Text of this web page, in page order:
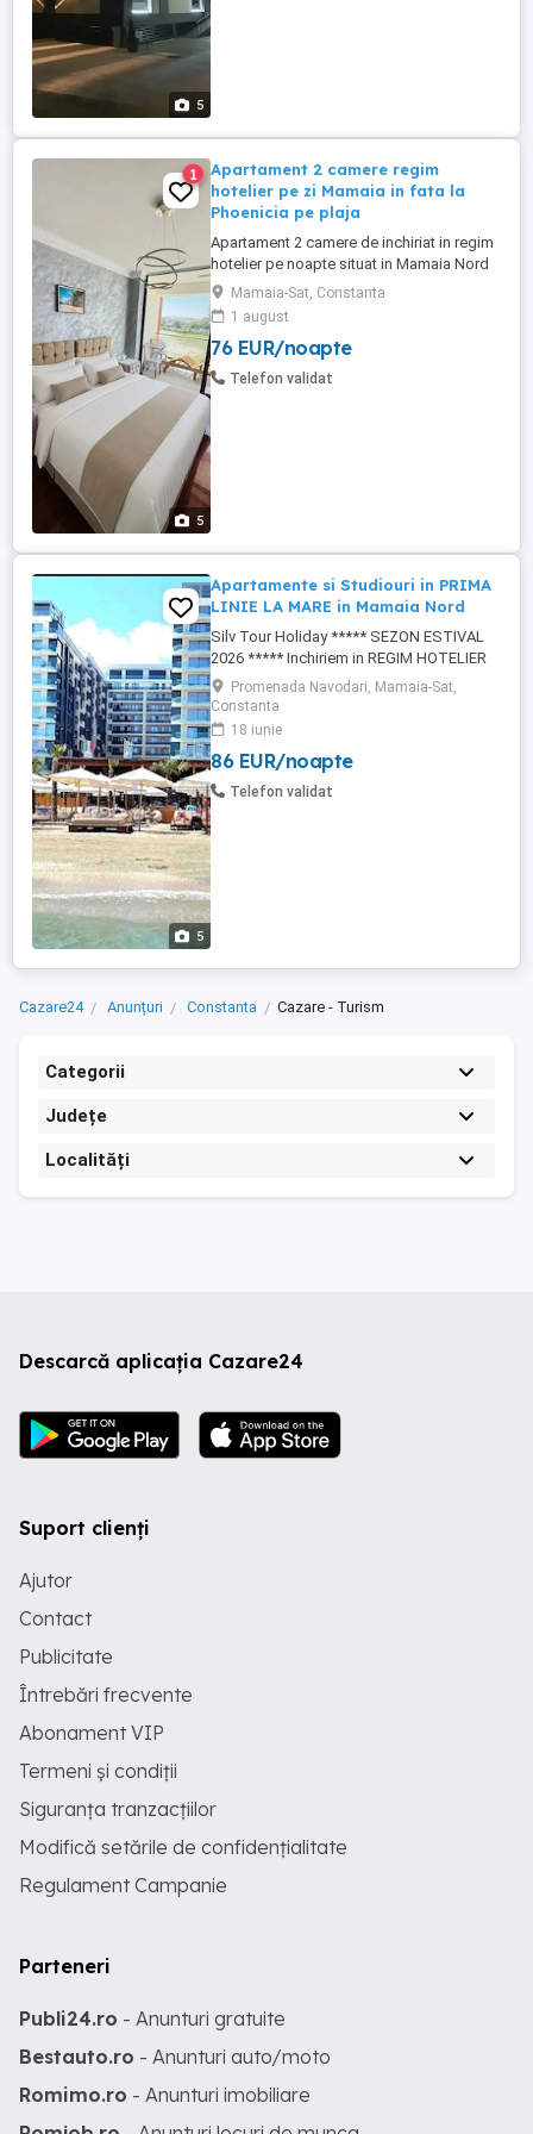
5
5
1
Apartament 2 camere regim
hotelier pe zi Mamaia in fata la
Phoenicia pe plaja
Apartament 2 camere de inchiriat in regim
hotelier pe noapte situat in Mamaia Nord
in fata complexului Phoenicia, linia 1 de la
mare, chiar pe plaja, in complexul Roca
Residence, cea mai buna locatie din
Mamaia, apartamente chiar pe plaja, cu
vedere si la mare, terasa, cu acces direct
Mamaia-Sat, Constanta
1 august
76 EUR/noapte
Telefon validat
5
Apartamente si Studiouri in PRIMA
LINIE LA MARE in Mamaia Nord
Silv Tour Holiday ***** SEZON ESTIVAL
2026 ***** Inchiriem in REGIM HOTELIER
APARTAMENTE SI STUDIOURI Intr-unul din
cele mai frumoase si elegante resorturi
rezidentialle de 5 stele Situat in PRIMA
MAMAIA-NORD ***** FACILITATI:
PARCARE PRIVATA GRATUITA CU BARIERA
Promenada Navodari, Mamaia-Sat,
Constanta
18 iunie
86 EUR/noapte
Telefon validat
Cazare24 Anunțuri Constanta Cazare - Turism
Categorii
Județe
Localități
Descarcă aplicația Cazare24
Suport clienți
Ajutor
Contact
Publicitate
Întrebări frecvente
Abonament VIP
Termeni și condiții
Siguranța tranzacțiilor
Modifică setările de confidențialitate
Regulament Campanie
Parteneri
Publi24.ro - Anunturi gratuite
Bestauto.ro - Anunturi auto/moto
Romimo.ro - Anunturi imobiliare